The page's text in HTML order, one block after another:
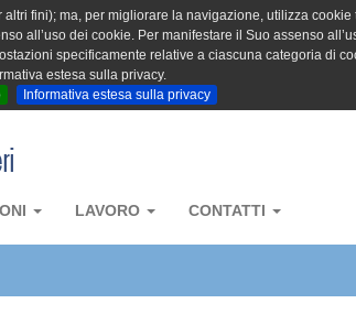
fini); ma, per migliorare la navigazione, utilizza
all’uso dei cookie. Per manifestare il Suo assenso
specificamente relative a ciascuna categoria di
estesa sulla privacy.
Informativa estesa sulla privacy
LAVORO CONTATTI